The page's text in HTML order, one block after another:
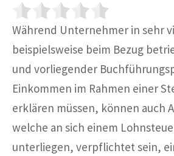
Während Unternehmer in sehr
beispielsweise beim Bezug
und vorliegender
Einkommen im Rahmen einer
erklären müssen, können auch
welche an sich einem
unterliegen, verpflichtet sein,